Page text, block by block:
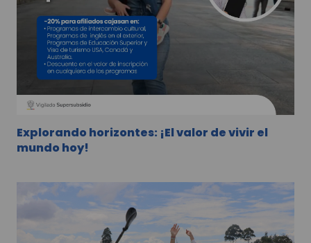
Explorando horizontes: ¡El valor de vivir el
mundo hoy!